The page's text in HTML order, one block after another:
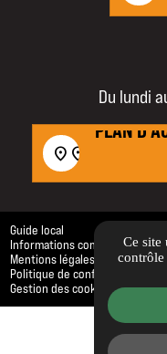
Du lundi
location_on location_on
PLAN
PLAN
Guide local
Informations complémentaires
Mentions légales
Politique de confidentialité
Gestion des cookies
Ce site
contrôle